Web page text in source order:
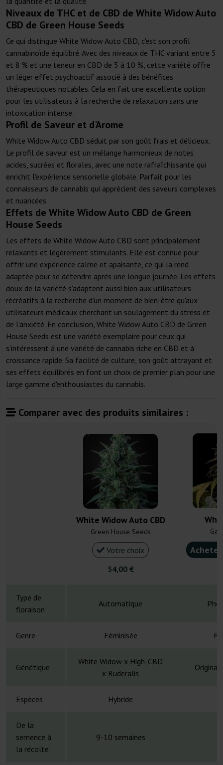
Niveaux de THC et de CBD de White Widow Auto
CBD de Green House Seeds
Ce qui distingue White Widow Auto CBD, c'est son profil
cannabinoïde équilibré. Avec des niveaux de THC variant entre 5
et 8 % et une teneur en CBD de 5 à 10 %, cette variété offre
un léger effet psychoactif associé à des bénéfices
thérapeutiques notables. Cela en fait une excellente option
pour les utilisateurs à la recherche de relaxation sans une
intoxication intense.
Profil de Saveur et d'Arome
White Widow Auto CBD séduit par son goût frais et délicieux.
Le profil de saveur est un mélange harmonieux de notes
acides, sucrées et florales, avec une note rafraîchissante qui
enrichit l'expérience sensorielle globale. Parfait pour les
connaisseurs de cannabis qui apprécient des saveurs complexes
et nuancées.
Effets de White Widow Auto CBD de Green
House Seeds
Les effets de White Widow Auto CBD sont principalement
relaxants et légèrement stimulants. Elle est connue pour
offrir une expérience calme et apaisante, ce qui la rend
adaptée pour se détendre après une longue journée. Les effets
doux de la variété s'adaptent aussi bien aux utilisateurs
récréatifs à la recherche d'un moment de bien-être qu'aux
utilisateurs médicaux cherchant un soulagement du stress et
de l'anxiété. En conclusion, White Widow Auto CBD de Green
House Seeds est une variété exemplaire pour ceux qui
s'intéressent à une variété de cannabis riche en CBD et à
croissance rapide. Sa facilité de culture, son goût attrayant et
ses effets équilibrés en font un choix de premier plan pour une
large gamme d'enthousiastes du cannabis.
Comparer avec des produits similaires :
White Widow Auto CBD
Green House Seeds
Votre choix
54,00 €
Type de
floraison
Automatique
Genre Féminisée
Génétique
White Widow x High-CBD
x Ruderalis
Original
Espèces Hybride
De la
semence à
la récolte
9-10 semaines